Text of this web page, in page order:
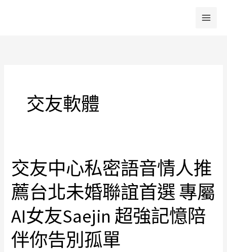
交友軟體
交友中心私密語音情人推
薦台北未婚聯誼首選 專屬
AI女友Saejin 超強記憶陪
伴你告別孤單
交
友
中
私
密
語